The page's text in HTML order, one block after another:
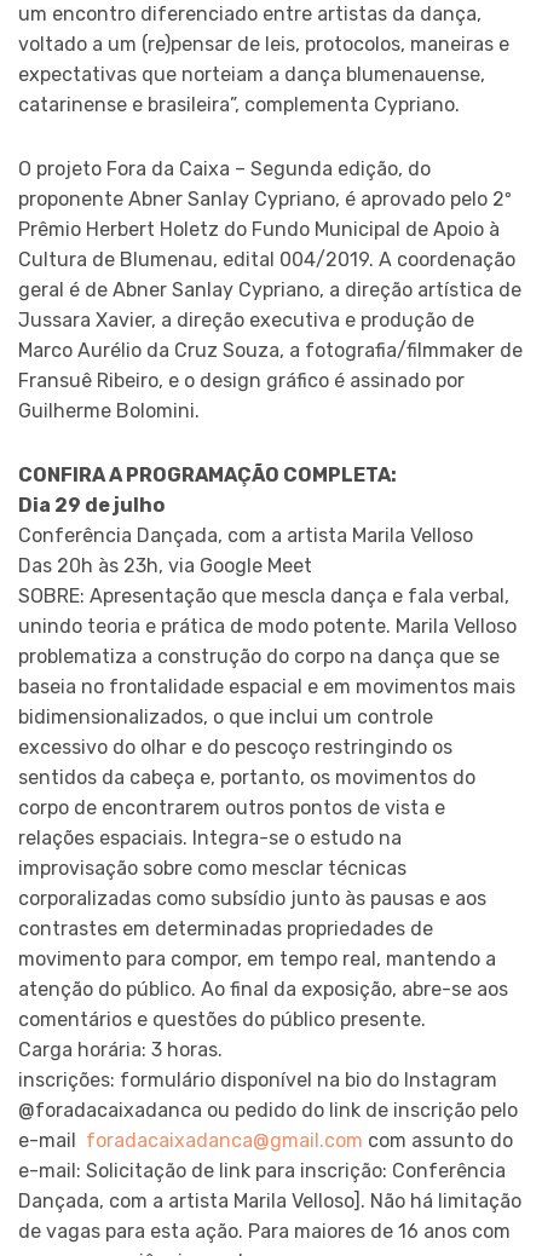
um encontro diferenciado entre artistas da dança,
voltado a um (re)pensar de leis, protocolos, maneiras e
expectativas que norteiam a dança blumenauense,
catarinense e brasileira”, complementa Cypriano.
O projeto Fora da Caixa – Segunda edição, do
proponente Abner Sanlay Cypriano, é aprovado pelo 2º
Prêmio Herbert Holetz do Fundo Municipal de Apoio à
Cultura de Blumenau, edital 004/2019. A coordenação
geral é de Abner Sanlay Cypriano, a direção artística de
Jussara Xavier, a direção executiva e produção de
Marco Aurélio da Cruz Souza, a fotografia/filmmaker de
Fransuê Ribeiro, e o design gráfico é assinado por
Guilherme Bolomini.
CONFIRA A PROGRAMAÇÃO COMPLETA:
Dia 29 de julho
Conferência Dançada, com a artista Marila Velloso
Das 20h às 23h, via Google Meet
SOBRE: Apresentação que mescla dança e fala verbal,
unindo teoria e prática de modo potente. Marila Velloso
problematiza a construção do corpo na dança que se
baseia no frontalidade espacial e em movimentos mais
bidimensionalizados, o que inclui um controle
excessivo do olhar e do pescoço restringindo os
sentidos da cabeça e, portanto, os movimentos do
corpo de encontrarem outros pontos de vista e
relações espaciais. Integra-se o estudo na
improvisação sobre como mesclar técnicas
corporalizadas como subsídio junto às pausas e aos
contrastes em determinadas propriedades de
movimento para compor, em tempo real, mantendo a
atenção do público. Ao final da exposição, abre-se aos
comentários e questões do público presente.
Carga horária: 3 horas.
inscrições: formulário disponível na bio do Instagram
@foradacaixadanca ou pedido do link de inscrição pelo
e-mail foradacaixadanca@gmail.com com assunto do
e-mail: Solicitação de link para inscrição: Conferência
Dançada, com a artista Marila Velloso]. Não há limitação
de vagas para esta ação. Para maiores de 16 anos com